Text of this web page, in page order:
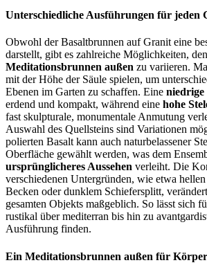
Unterschiedliche Ausführungen für jeden
Obwohl der Basaltbrunnen auf Granit eine
darstellt, gibt es zahlreiche Möglichkeiten, den
Meditationsbrunnen außen zu variieren.
mit der Höhe der Säule spielen, um
Ebenen im Garten zu schaffen. Eine niedrige
erdend und kompakt, während eine hohe
fast skulpturale, monumentale Anmutung
Auswahl des Quellsteins sind Variationen
polierten Basalt kann auch naturbelassener
Oberfläche gewählt werden, was dem
ursprünglicheres Aussehen verleiht. Die
verschiedenen Untergründen, wie etwa
Becken oder dunklem Schiefersplitt,
gesamten Objekts maßgeblich. So lässt sich
rustikal über mediterran bis hin zu
Ausführung finden.
Ein Meditationsbrunnen außen für